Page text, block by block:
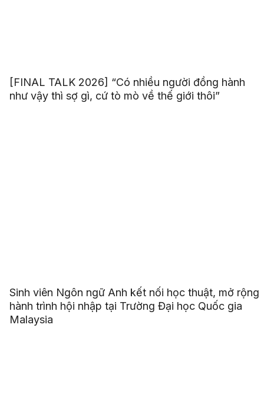
[FINAL TALK 2026] “Có nhiều người đồng hành
như vậy thì sợ gì, cứ tò mò về thế giới thôi”
Sinh viên Ngôn ngữ Anh kết nối học thuật, mở rộng
hành trình hội nhập tại Trường Đại học Quốc gia
Malaysia